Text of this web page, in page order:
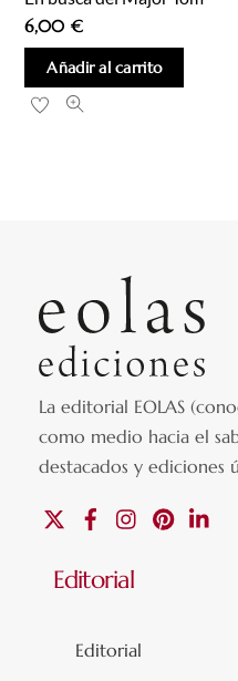
6,00 €
Añadir al carrito
La editorial EOLAS
como medio hacia el
destacados y ediciones
FacebookInstagramPinterest
Editorial
Editorial